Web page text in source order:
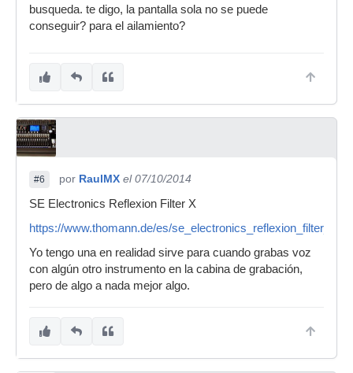
busqueda. te digo, la pantalla sola no se puede
conseguir? para el ailamiento?
#6 por RaulMX el 07/10/2014
SE Electronics Reflexion Filter X
https://www.thomann.de/es/
Yo tengo una en realidad sirve para cuando grabas voz
con algún otro instrumento en la cabina de grabación,
pero de algo a nada mejor algo.